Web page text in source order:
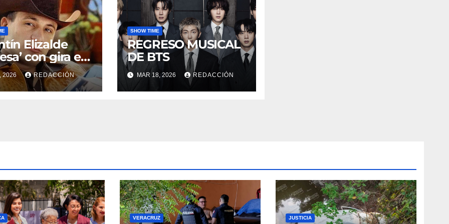
Elizalde
con gira en
2026 REDACCIÓN
SHOW TIME
REGRESO MUSICAL
DE BTS
MAR 18, 2026 REDACCIÓN
VERACRUZ JUSTICIA